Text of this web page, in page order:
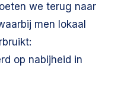
we terug naar
men lokaal
op nabijheid in